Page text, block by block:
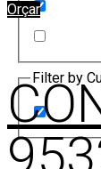
Filter by
Orçar